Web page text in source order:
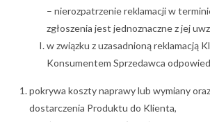
– nierozpatrzenie reklamacji w
zgłoszenia jest jednoznaczne z jej
w związku z uzasadnioną reklamacją
Konsumentem Sprzedawca
pokrywa koszty naprawy lub wymiany
dostarczenia Produktu do Klienta,